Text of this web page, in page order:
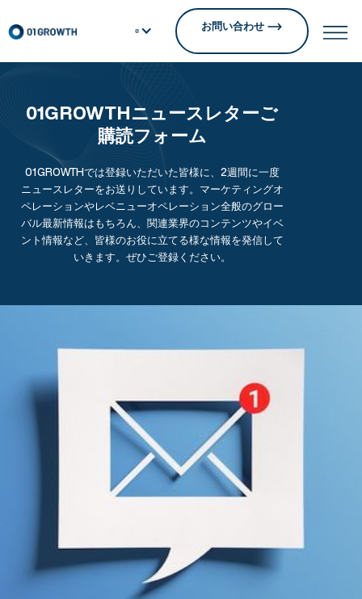
お問い合わせ
01GROWTHニュースレターご
購読フォーム
01GROWTHでは登録いただいた皆様に、2週間に一度
ニュースレターをお送りしています。マーケティングオ
ペレーションやレベニューオペレーション全般のグロー
バル最新情報はもちろん、関連業界のコンテンツやイベ
ント情報など、皆様のお役に立てる様な情報を発信して
いきます。ぜひご登録ください。